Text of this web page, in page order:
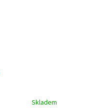
Skladem